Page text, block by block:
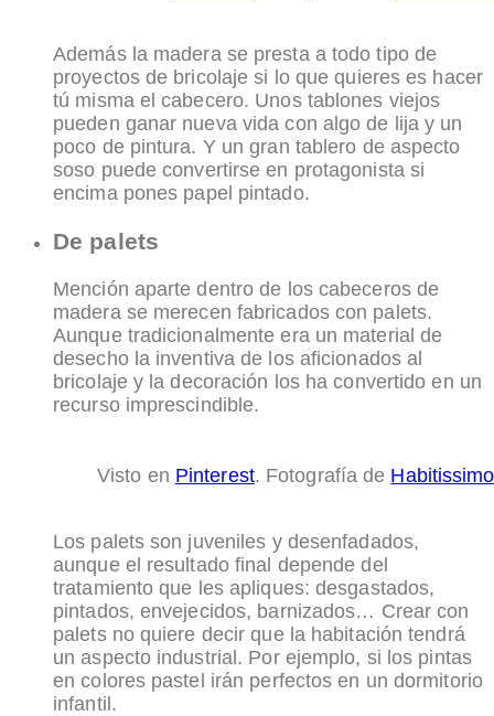
Además la madera se presta a todo tipo de
proyectos de bricolaje si lo que quieres es hacer
tú misma el cabecero. Unos tablones viejos
pueden ganar nueva vida con algo de lija y un
poco de pintura. Y un gran tablero de aspecto
soso puede convertirse en protagonista si
encima pones papel pintado.
De palets
Mención aparte dentro de los cabeceros de
madera se merecen fabricados con palets.
Aunque tradicionalmente era un material de
desecho la inventiva de los aficionados al
bricolaje y la decoración los ha convertido en un
recurso imprescindible.
Visto en Pinterest. Fotografía de Habitissimo
Los palets son juveniles y desenfadados,
aunque el resultado final depende del
tratamiento que les apliques: desgastados,
pintados, envejecidos, barnizados… Crear con
palets no quiere decir que la habitación tendrá
un aspecto industrial. Por ejemplo, si los pintas
en colores pastel irán perfectos en un dormitorio
infantil.